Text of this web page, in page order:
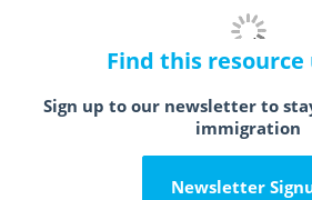
Find this resource
Sign up to our newsletter to
immigration
Newsletter